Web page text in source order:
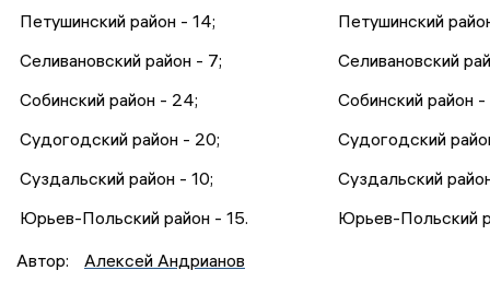
Петушинский район - 14;
Селивановский район - 7;
Собинский район - 24;
Судогодский район - 20;
Суздальский район - 10;
Юрьев-Польский район - 15.
Петушинский
Селивановский
Собинский район -
Судогодский
Суздальский
Юрьев-Польский
Автор:
Алексей Андрианов